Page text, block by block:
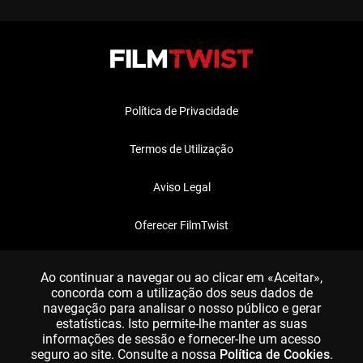
Política de Privacidade
Termos de Utilização
Aviso Legal
Oferecer FilmTwist
Ao continuar a navegar ou ao clicar em «Aceitar»,
concorda com a utilização dos seus dados de
navegação para analisar o nosso público e gerar
estatísticas. Isto permite-lhe manter as suas
informações de sessão e fornecer-lhe um acesso
seguro ao site. Consulte a nossa Política de Cookies.